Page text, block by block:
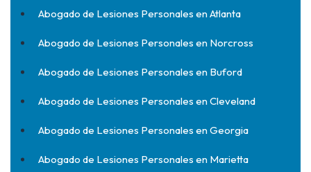
Abogado de Lesiones Personales en Atlanta
Abogado de Lesiones Personales en Norcross
Abogado de Lesiones Personales en Buford
Abogado de Lesiones Personales en Cleveland
Abogado de Lesiones Personales en Georgia
Abogado de Lesiones Personales en Marietta